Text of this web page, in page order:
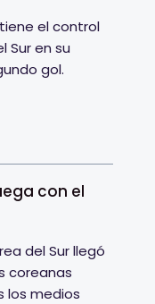
el control
Sur en su
gol.
con el
del Sur llegó
coreanas
los medios